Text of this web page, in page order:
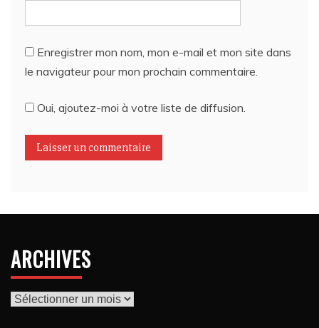
Enregistrer mon nom, mon e-mail et mon site dans
le navigateur pour mon prochain commentaire.
Oui, ajoutez-moi à votre liste de diffusion.
ARCHIVES
Archives